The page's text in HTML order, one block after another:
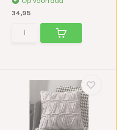
34,95